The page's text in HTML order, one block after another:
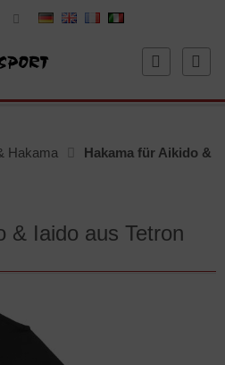
Hakama
Hakama für Aikido &
& Iaido aus Tetron